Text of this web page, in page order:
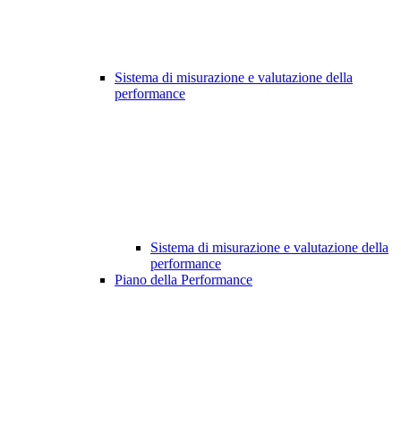
Sistema di misurazione e valutazione della
performance
Sistema di misurazione e valutazione della
performance
Piano della Performance